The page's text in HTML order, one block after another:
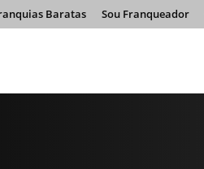
Baratas Sou Franqueador